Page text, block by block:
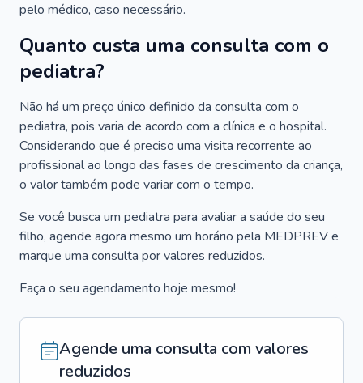
pelo médico, caso necessário.
Quanto custa uma consulta com o
pediatra?
Não há um preço único definido da consulta com o
pediatra, pois varia de acordo com a clínica e o hospital.
Considerando que é preciso uma visita recorrente ao
profissional ao longo das fases de crescimento da criança,
o valor também pode variar com o tempo.
Se você busca um pediatra para avaliar a saúde do seu
filho, agende agora mesmo um horário pela MEDPREV e
marque uma consulta por valores reduzidos.
Faça o seu agendamento hoje mesmo!
Agende uma consulta com valores
reduzidos